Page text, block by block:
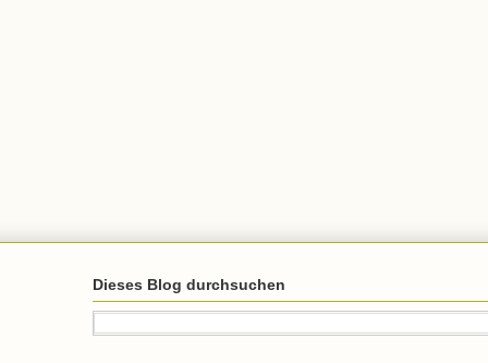
Dieses Blog durchsuchen